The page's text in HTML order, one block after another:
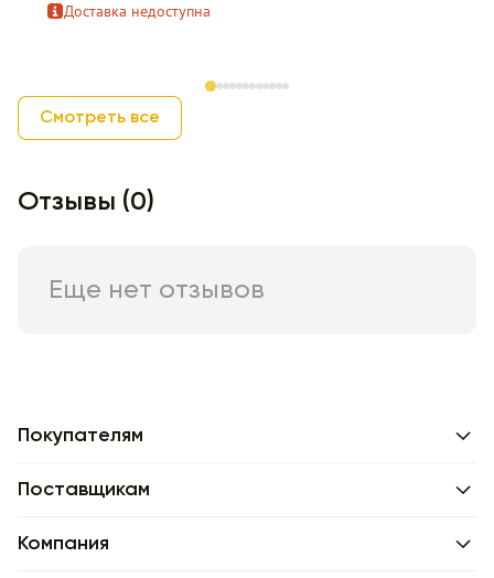
Доставка недоступна
Item 1 of 12
Смотреть все
Отзывы (0)
Еще нет отзывов
Покупателям
Поставщикам
Компания